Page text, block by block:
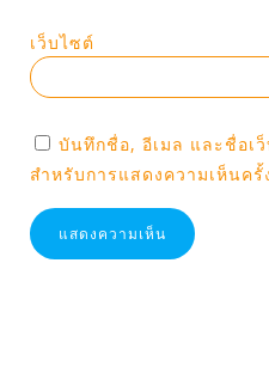
เว็บไซต์
บันทึกชื่อ, อีเมล และชื่อเ
สำหรับการแสดงความเห็นครั้